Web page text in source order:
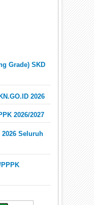
Grade) SKD
2026
2026/2027
2026 Seluruh